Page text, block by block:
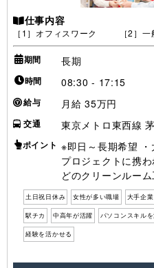
仕事内容
［1］オフィスワーク ［2］一
期間 長期
時間 08:30 - 17:15
給与 月給 35万円
交通 東京メトロ東西線
ポイント ※即日～長期希望
プロジェクトに携
どのクリーンルー
土日祝日休み 女性が多い職場 大手企業
駅チカ 中高年が活躍 パソコンスキル
経験を活かせる